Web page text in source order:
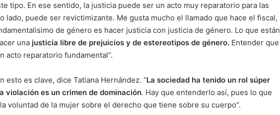
tipo. En ese sentido, la justicia puede ser un acto muy reparatorio para las
lado, puede ser revictimizante. Me gusta mucho el llamado que hace el fiscal,
de género es hacer justicia con justicia de género. Lo que están
una justicia libre de prejuicios y de estereotipos de género. Entender que
acto reparatorio fundamental”.
esto es clave, dice Tatiana Hernández. “La sociedad ha tenido un rol súper
violación es un crimen de dominación. Hay que entenderlo así, pues lo que
voluntad de la mujer sobre el derecho que tiene sobre su cuerpo”.